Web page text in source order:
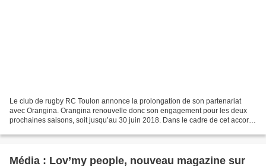
Le club de rugby RC Toulon annonce la prolongation de son partenariat
avec Orangina. Orangina renouvelle donc son engagement pour les deux
prochaines saisons, soit jusqu’au 30 juin 2018. Dans le cadre de cet accord
Média : Lov’my people, nouveau magazine sur